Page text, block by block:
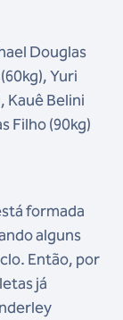
Douglas
Yuri
Kauê Belini
Filho (90kg)
formada
alguns
Então, por
já